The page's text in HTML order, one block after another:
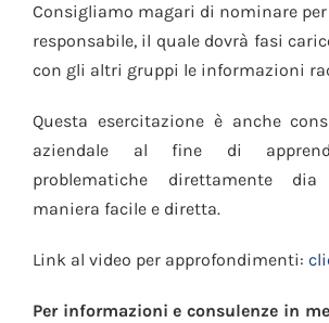
Consigliamo magari di nominare
responsabile, il quale dovrà fasi
con gli altri gruppi le informazioni
Questa esercitazione è anche
aziendale al fine di
problematiche direttamente
maniera facile e diretta.
Link al video per approfondimenti:
Per informazioni e consulenze in